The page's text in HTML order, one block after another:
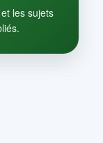
les sujets